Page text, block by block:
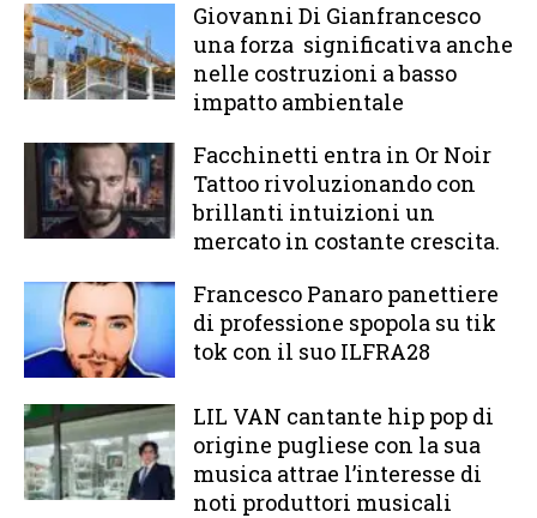
Giovanni Di Gianfrancesco
una forza significativa anche
nelle costruzioni a basso
impatto ambientale
Facchinetti entra in Or Noir
Tattoo rivoluzionando con
brillanti intuizioni un
mercato in costante crescita.
Francesco Panaro panettiere
di professione spopola su tik
tok con il suo ILFRA28
LIL VAN cantante hip pop di
origine pugliese con la sua
musica attrae l’interesse di
noti produttori musicali